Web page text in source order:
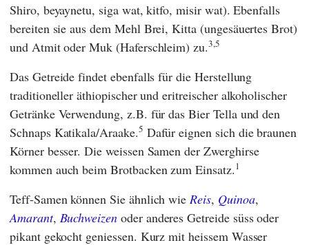
Shiro, beyaynetu, siga wat, kitfo, misir wat). Ebenfalls
bereiten sie aus dem Mehl Brei, Kitta (ungesäuertes Brot)
und Atmit oder Muk (Haferschleim) zu.3,5
Das Getreide findet ebenfalls für die Herstellung
traditioneller äthiopischer und eritreischer alkoholischer
Getränke Verwendung, z.B. für das Bier Tella und den
Schnaps Katikala/Araake.5 Dafür eignen sich die braunen
Körner besser. Die weissen Samen der Zwerghirse
kommen auch beim Brotbacken zum Einsatz.1
Teff-Samen können Sie ähnlich wieReis, Quinoa,
Amarant, Buchweizen oder anderes Getreide süss oder
pikant gekocht geniessen. Kurz mit heissem Wasser